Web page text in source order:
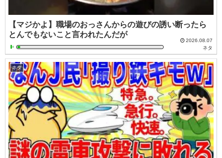
【マジかよ】職場のおっさんからの遊びの誘い断ったら
とんでもないこと言われたんだが
2026.08.07
ネタ
ネタ